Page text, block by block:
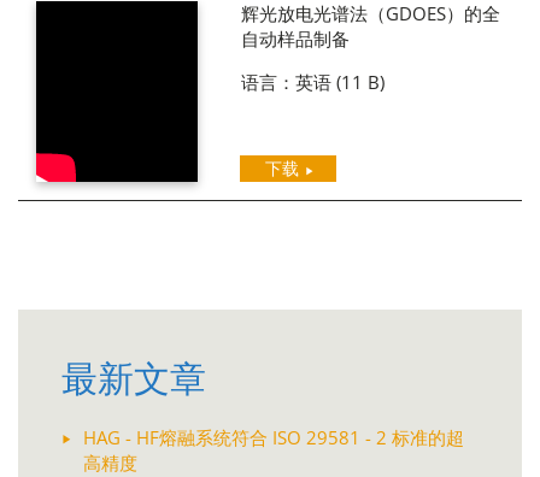
辉光放电光谱法（GDOES）的全
自动样品制备
语言：英语 (11 B)
下载
最新文章
HAG - HF熔融系统符合 ISO 29581 - 2 标准的超
高精度